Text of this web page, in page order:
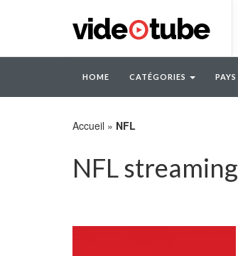
HOME CATÉGORIES PAYS
Accueil » NFL
NFL streaming